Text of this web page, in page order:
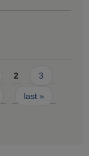
2 3
last »